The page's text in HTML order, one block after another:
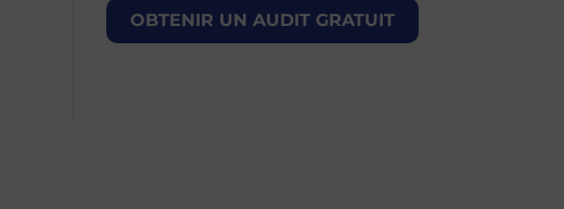
OBTENIR UN AUDIT GRATUIT